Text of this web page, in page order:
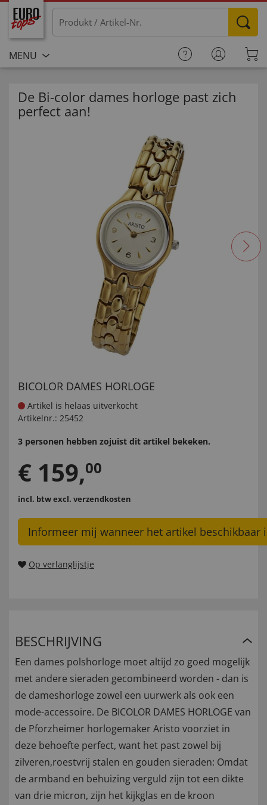
MENU
De Bi-color dames horloge past zich
perfect aan!
BICOLOR DAMES HORLOGE
Artikel is helaas uitverkocht
Artikelnr.: 25452
3 personen hebben zojuist dit artikel bekeken.
€ 159,00
incl. btwexcl. verzendkosten
Informeer mij wanneer het artikel beschikbaar
Op verlanglijstje
BESCHRIJVING
Een dames polshorloge moet altijd zo goed mogelijk
met andere sieraden gecombineerd worden - dan is
de dameshorloge zowel een uurwerk als ook een
mode-accessoire. De BICOLOR DAMES HORLOGE van
de Pforzheimer horlogemaker Aristo voorziet in
deze behoefte perfect, want het past zowel bij
zilveren,roestvrij stalen en gouden sieraden: Omdat
de armband en behuizing verguld zijn tot een dikte
van drie micron, zijn het kijkglas en de kroon